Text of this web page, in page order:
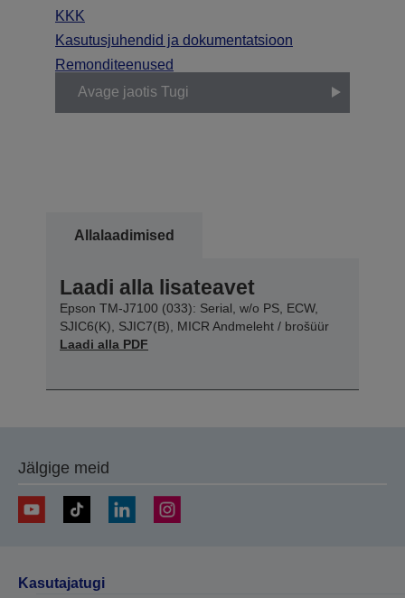
KKK
Kasutusjuhendid ja dokumentatsioon
Remonditeenused
Avage jaotis Tugi
Allalaadimised
Laadi alla lisateavet
Epson TM-J7100 (033): Serial, w/o PS, ECW,
SJIC6(K), SJIC7(B), MICR Andmeleht / brošüür
Laadi alla PDF
Jälgige meid
Kasutajatugi